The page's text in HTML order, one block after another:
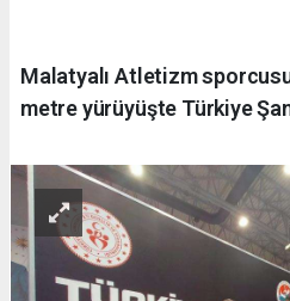
Malatyalı Atletizm
metre yürüyüşte Türkiye